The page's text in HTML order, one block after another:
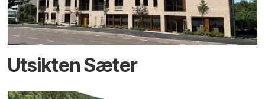
Utsikten Sæter